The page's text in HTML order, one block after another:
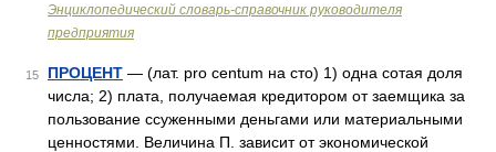
Энциклопедический словарь-справочник руководителя
предприятия
15 ПРОЦЕНТ — (лат. pro centum на сто) 1) одна сотая доля
числа; 2) плата, получаемая кредитором от заемщика за
пользование ссуженными деньгами или материальными
ценностями. Величина П. зависит от экономической